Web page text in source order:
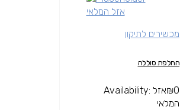
אזל המלאי
מכשירים לתיקון
החלפת סוללה
₪0
Availability: אזל
המלאי